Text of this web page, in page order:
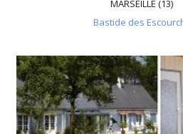
MARSEILLE (13)
Bastide des